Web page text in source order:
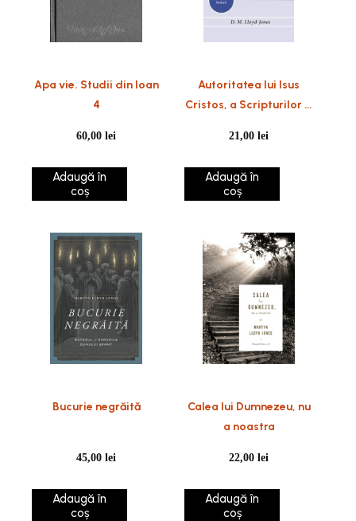
Apa vie. Studii din Ioan
4
60,00lei
Adaugă în
coș
Autoritatea lui Isus
Cristos, a Scripturilor și
21,00lei
Adaugă în
coș
Bucurie negrăită
45,00lei
Adaugă în
coș
Calea lui Dumnezeu, nu
a noastra
22,00lei
Adaugă în
coș